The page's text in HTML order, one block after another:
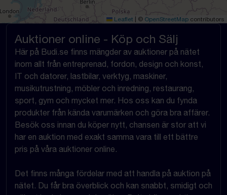
Leaflet © OpenStreetMap contributors
Auktioner online - Köp och Sälj
Här på Budi.se finns mängder av auktioner på nätet
inom allt från entreprenad, fordon, design och konst,
IT och datorer, lastbilar, verktyg, maskiner,
musikutrustning, möbler och inredning, restaurang,
sport, gym och mycket mer. Hos oss kan du fynda
produkter från kända varumärken och göra bra affärer.
Besök oss innan du köper nytt, chansen är stor att vi
har en auktion med exakt samma vara till ett bättre
pris på våra auktioner online.
Det finns många fördelar med att handla på auktion på
nätet. Du får bra överblick och kan snabbt, smidigt och